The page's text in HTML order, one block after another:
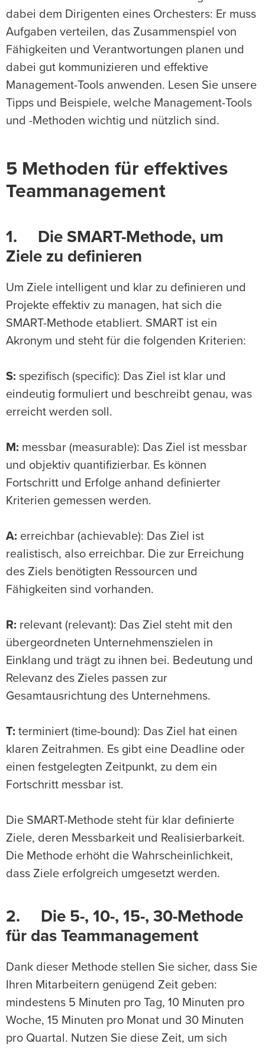
dabei dem Dirigenten eines Orchesters: Er muss
Aufgaben verteilen, das Zusammenspiel von
Fähigkeiten und Verantwortungen planen und
dabei gut kommunizieren und effektive
Management-Tools anwenden. Lesen Sie unsere
Tipps und Beispiele, welche Management-Tools
und -Methoden wichtig und nützlich sind.
5 Methoden für effektives
Teammanagement
1. Die SMART-Methode, um
Ziele zu definieren
Um Ziele intelligent und klar zu definieren und
Projekte effektiv zu managen, hat sich die
SMART-Methode etabliert. SMART ist ein
Akronym und steht für die folgenden Kriterien:
S: spezifisch (specific): Das Ziel ist klar und
eindeutig formuliert und beschreibt genau, was
erreicht werden soll.
M: messbar (measurable): Das Ziel ist messbar
und objektiv quantifizierbar. Es können
Fortschritt und Erfolge anhand definierter
Kriterien gemessen werden.
A: erreichbar (achievable): Das Ziel ist
realistisch, also erreichbar. Die zur Erreichung
des Ziels benötigten Ressourcen und
Fähigkeiten sind vorhanden.
R: relevant (relevant): Das Ziel steht mit den
übergeordneten Unternehmenszielen in
Einklang und trägt zu ihnen bei. Bedeutung und
Relevanz des Zieles passen zur
Gesamtausrichtung des Unternehmens.
T: terminiert (time-bound): Das Ziel hat einen
klaren Zeitrahmen. Es gibt eine Deadline oder
einen festgelegten Zeitpunkt, zu dem ein
Fortschritt messbar ist.
Die SMART-Methode steht für klar definierte
Ziele, deren Messbarkeit und Realisierbarkeit.
Die Methode erhöht die Wahrscheinlichkeit,
dass Ziele erfolgreich umgesetzt werden.
2. Die 5-, 10-, 15-, 30-Methode
für das Teammanagement
Dank dieser Methode stellen Sie sicher, dass Sie
Ihren Mitarbeitern genügend Zeit geben:
mindestens 5 Minuten pro Tag, 10 Minuten pro
Woche, 15 Minuten pro Monat und 30 Minuten
pro Quartal. Nutzen Sie diese Zeit, um sich